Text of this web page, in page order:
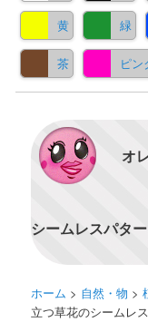
黄 緑
茶 ピン
オ
シームレスパタ
ホーム > 自然・物 >
立つ草花のシームレ